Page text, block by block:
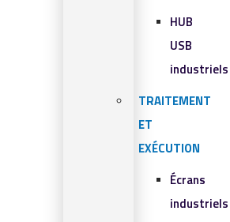
HUB
USB
industriels
TRAITEMENT
ET
EXÉCUTION
Écrans
industriels